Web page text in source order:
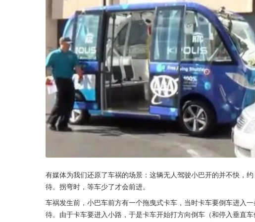
有媒体为我们还原了车祸的场景：这辆无人驾驶小巴开的并不快，
待。拐弯时，等车少了才会前进。
车祸发生前，小巴车前方有一个拖曳式卡车，当时卡车要倒车进入
待。由于卡车要进入小路，于是卡车开始打方向倒车（和停入垂直